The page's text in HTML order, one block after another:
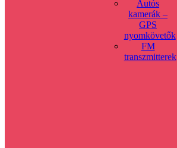
Autós
kamerák –
GPS
nyomkövetők
FM
transzmitterek